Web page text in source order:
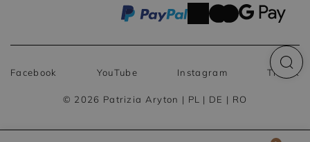
Facebook YouTube Instagram TikTok
© 2026 Patrizia Aryton | PL | DE | RO